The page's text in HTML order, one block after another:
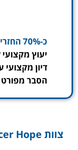
כ-70% החזרים מקופ"ח וביטוחים פרטיים.
יעוץ
דיון
הסבר מפורט
צוות Cancer Hope - כאן בשבילכם